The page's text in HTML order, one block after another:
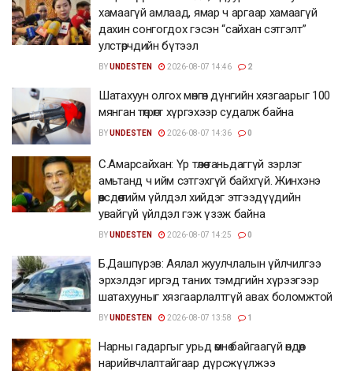
хамаагүй амлаад, ямар ч аргаар хамаагүй
дахин сонгогдох гэсэн “сайхан сэтгэлт”
улстөрчдийн бүтээл
BYUNDESTEN 2026-08-07 14:46 2
Шатахуун олгох мөнгөн дүнгийн хязгаарыг 100
мянган төгрөгт хүргэхээр судалж байна
BYUNDESTEN 2026-08-07 14:36 0
С.Амарсайхан: Үр төлөө таньдаггүй зэрлэг
амьтанд ч ийм сэтгэхгүй байхгүй. Жинхэнэ
өөрсдөө тийм үйлдэл хийдэг этгээдүүдийн
увайгүй үйлдэл гэж үзэж байна
BYUNDESTEN 2026-08-07 14:25 0
Б.Дашпүрэв: Аялал жуулчлалын үйлчилгээ
эрхэлдэг иргэд таних тэмдгийн хүрээгээр
шатахууныг хязгаарлалтгүй авах боломжтой
BYUNDESTEN 2026-08-07 13:58 1
Нарны гадаргыг урьд өмнө байгаагүй өндөр
нарийвчлалтайгаар дүрсжүүлжээ